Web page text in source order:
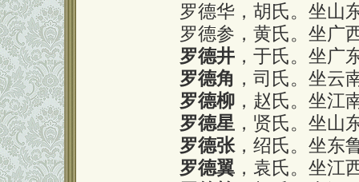
罗德华，胡氏。坐山
罗德参，黄氏。坐广
罗德井 ，于氏。坐广
罗德角 ，司氏。坐云
罗德柳 ，赵氏。坐江
罗德星 ，贤氏。坐山
罗德张 ，绍氏。坐东
罗德翼 ，袁氏。坐江